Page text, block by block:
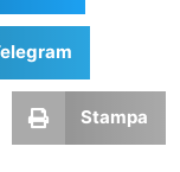
Stampa